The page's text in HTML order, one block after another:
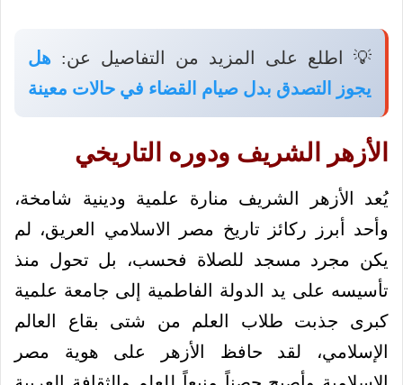
💡 اطلع على المزيد من التفاصيل عن: هل
يجوز التصدق بدل صيام القضاء في حالات معينة
الأزهر الشريف ودوره التاريخي
يُعد الأزهر الشريف منارة علمية ودينية شامخة،
وأحد أبرز ركائز تاريخ مصر الاسلامي العريق، لم
يكن مجرد مسجد للصلاة فحسب، بل تحول منذ
تأسيسه على يد الدولة الفاطمية إلى جامعة علمية
كبرى جذبت طلاب العلم من شتى بقاع العالم
الإسلامي، لقد حافظ الأزهر على هوية مصر